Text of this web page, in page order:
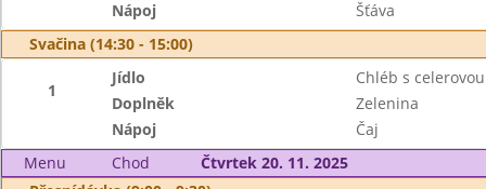
Nápoj
Šťáva
Svačina (14:30 - 15:00)
1
Jídlo
Chléb s
Doplněk
Zelenina
Nápoj
Čaj
Menu
Chod
Čtvrtek 20. 11. 2025